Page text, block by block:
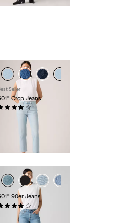
+2
Seller
Crop Jeans
(0)
CHF 60.00
Original
Price
was
CHF 119.90
30-Tage-Tiefstpreis
(CHF 83.90)
90er Jeans
(0)
CHF 139.90